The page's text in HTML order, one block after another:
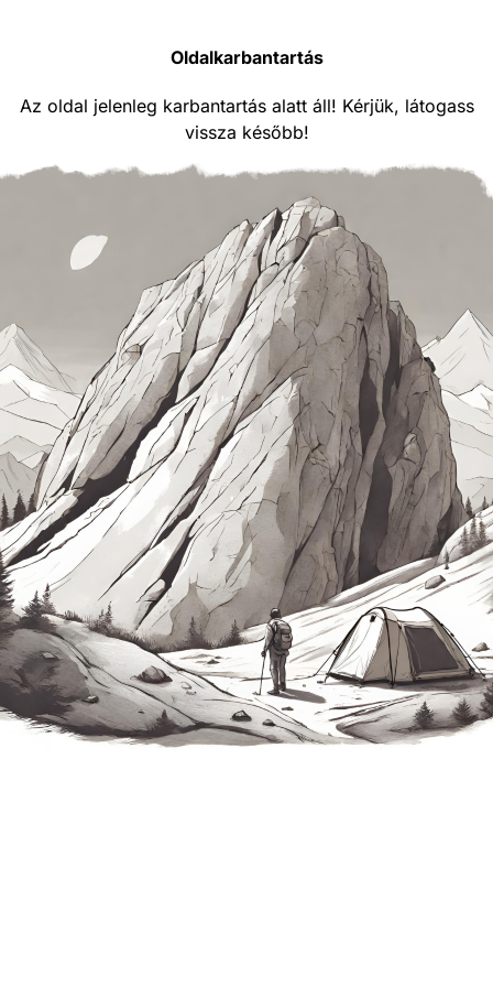
Oldalkarbantartás
Az oldal jelenleg karbantartás alatt áll! Kérjük, látogass
vissza később!